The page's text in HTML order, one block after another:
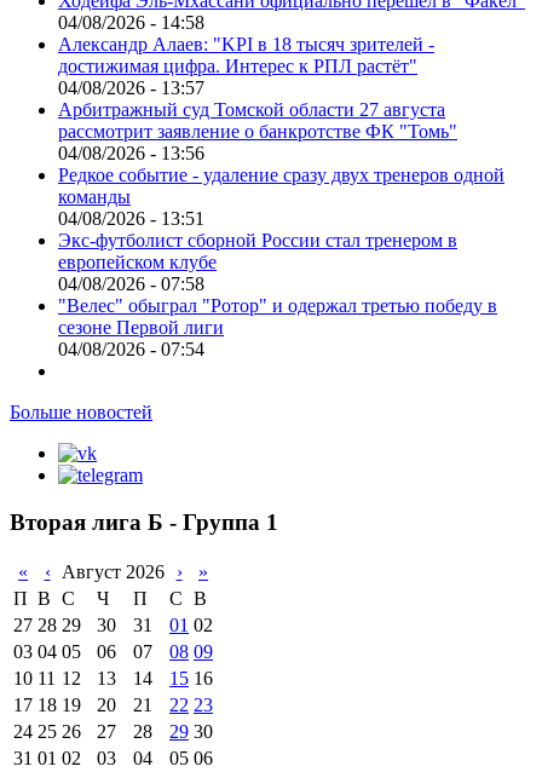
04/08/2026 - 14:58
Александр Алаев: "KPI в 18 тысяч зрителей -
достижимая цифра. Интерес к РПЛ растёт"
04/08/2026 - 13:57
Арбитражный суд Томской области 27 августа
рассмотрит заявление о банкротстве ФК "Томь"
04/08/2026 - 13:56
Редкое событие - удаление сразу двух тренеров одной
команды
04/08/2026 - 13:51
Экс-футболист сборной России стал тренером в
европейском клубе
04/08/2026 - 07:58
"Велес" обыграл "Ротор" и одержал третью победу в
сезоне Первой лиги
04/08/2026 - 07:54
Больше новостей
Вторая лига Б - Группа 1
« ‹ Август 2026 ›
»
П В С Ч П С В
27 28 29 30 31 01 02
03 04 05 06 07 08 09
10 11 12 13 14 15 16
17 18 19 20 21 22 23
24 25 26 27 28 29 30
31 01 02 03 04 05 06